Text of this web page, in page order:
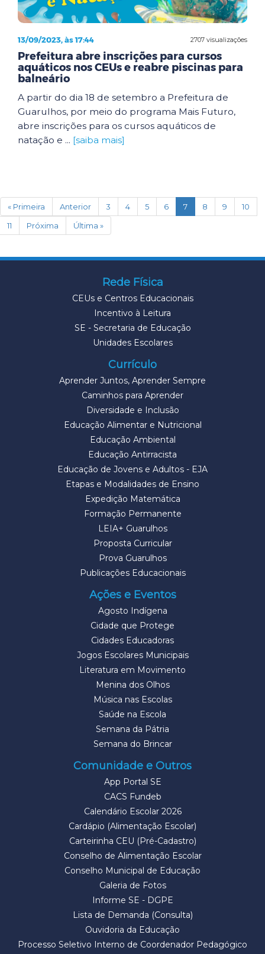
2707 visualizações
13/09/2023, às 17:44
Prefeitura abre inscrições para cursos
aquáticos nos CEUs e reabre piscinas para
balneário
A partir do dia 18 de setembro a Prefeitura de
Guarulhos, por meio do programa Mais Futuro,
abre inscrições para os cursos aquáticos de
natação e ... [saiba mais]
« Primeira Anterior 3 4 5 6 7(current)
8 9
10
11
Próxima Última »
Rede Física
CEUs e Centros Educacionais
Incentivo à Leitura
SE - Secretaria de Educação
Unidades Escolares
Currículo
Aprender Juntos, Aprender Sempre
Caminhos para Aprender
Diversidade e Inclusão
Educação Alimentar e Nutricional
Educação Ambiental
Educação Antirracista
Educação de Jovens e Adultos - EJA
Etapas e Modalidades de Ensino
Expedição Matemática
Formação Permanente
LEIA+ Guarulhos
Proposta Curricular
Prova Guarulhos
Publicações Educacionais
Ações e Eventos
Agosto Indígena
Cidade que Protege
Cidades Educadoras
Jogos Escolares Municipais
Literatura em Movimento
Menina dos Olhos
Música nas Escolas
Saúde na Escola
Semana da Pátria
Semana do Brincar
Comunidade e Outros
App Portal SE
CACS Fundeb
Calendário Escolar 2026
Cardápio (Alimentação Escolar)
Carteirinha CEU (Pré-Cadastro)
Conselho de Alimentação Escolar
Conselho Municipal de Educação
Galeria de Fotos
Informe SE - DGPE
Lista de Demanda (Consulta)
Ouvidoria da Educação
Processo Seletivo Interno de Coordenador Pedagógico